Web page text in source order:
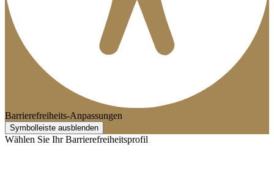
Barrierefreiheits-Anpassungen
Symbolleiste ausblenden
Wählen Sie Ihr Barrierefreiheitsprofil